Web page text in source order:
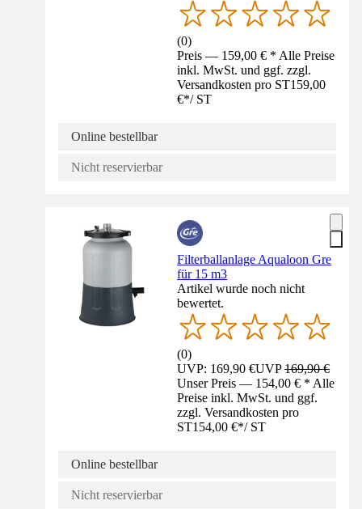
(0)
Preis — 159,00 € * Alle Preise
inkl. MwSt. und ggf. zzgl.
Versandkosten pro ST159,00
€*/ ST
Online bestellbar
Nicht reservierbar
Filterballanlage Aqualoon Gre
für 15 m3
Artikel wurde noch nicht
bewertet.
(0)
UVP: 169,90 €UVP169,90 €
Unser Preis — 154,00 € * Alle
Preise inkl. MwSt. und ggf.
zzgl. Versandkosten pro
ST154,00 €*/ ST
Online bestellbar
Nicht reservierbar